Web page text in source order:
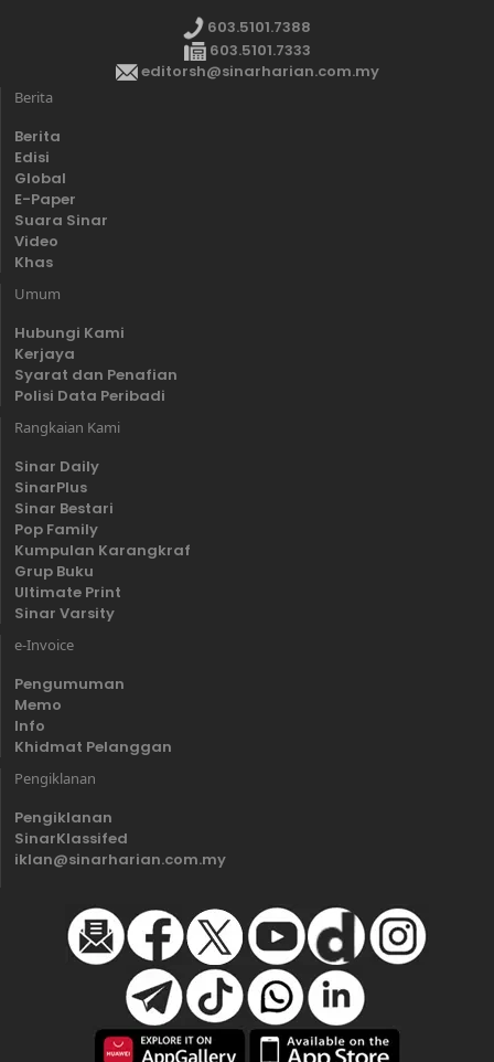
603.5101.7388
603.5101.7333
editorsh@sinarharian.com.my
Berita
Berita
Edisi
Global
E-Paper
Suara Sinar
Video
Khas
Umum
Hubungi Kami
Kerjaya
Syarat dan Penafian
Polisi Data Peribadi
Rangkaian Kami
Sinar Daily
SinarPlus
Sinar Bestari
Pop Family
Kumpulan Karangkraf
Grup Buku
Ultimate Print
Sinar Varsity
e-Invoice
Pengumuman
Memo
Info
Khidmat Pelanggan
Pengiklanan
Pengiklanan
SinarKlassifed
iklan@sinarharian.com.my